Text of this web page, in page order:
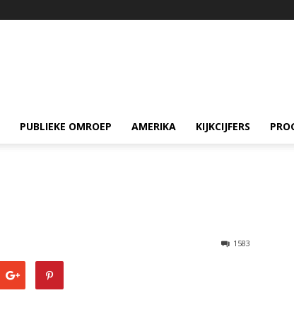
PUBLIEKE OMROEP AMERIKA KIJKCIJFERS
1583